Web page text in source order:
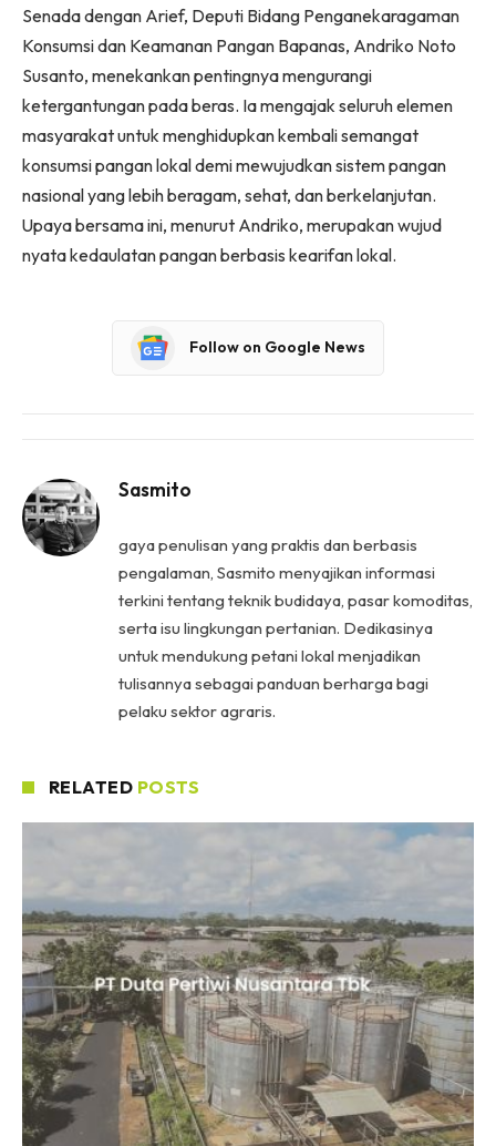
Senada dengan Arief, Deputi Bidang Penganekaragaman
Konsumsi dan Keamanan Pangan Bapanas, Andriko Noto
Susanto, menekankan pentingnya mengurangi
ketergantungan pada beras. Ia mengajak seluruh elemen
masyarakat untuk menghidupkan kembali semangat
konsumsi pangan lokal demi mewujudkan sistem pangan
nasional yang lebih beragam, sehat, dan berkelanjutan.
Upaya bersama ini, menurut Andriko, merupakan wujud
nyata kedaulatan pangan berbasis kearifan lokal.
Follow on Google News
Sasmito
gaya penulisan yang praktis dan berbasis
pengalaman, Sasmito menyajikan informasi
terkini tentang teknik budidaya, pasar komoditas,
serta isu lingkungan pertanian. Dedikasinya
untuk mendukung petani lokal menjadikan
tulisannya sebagai panduan berharga bagi
pelaku sektor agraris.
RELATED POSTS